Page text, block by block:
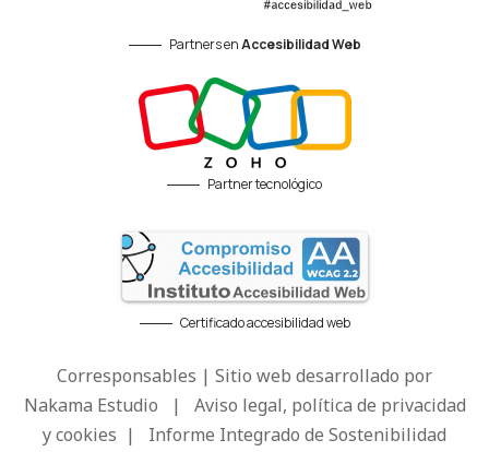
Partners enAccesibilidad Web
Partner tecnológico
Certificado accesibilidad web
Corresponsables | Sitio web desarrollado por
Nakama Estudio | Aviso legal, política de privacidad
y cookies | Informe Integrado de Sostenibilidad